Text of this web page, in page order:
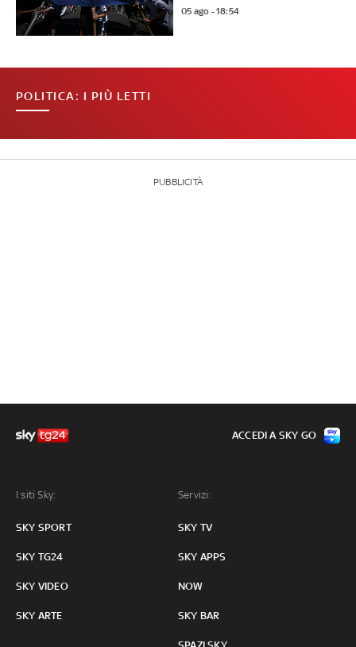
05 ago - 18:54
POLITICA: I PIÙ LETTI
PUBBLICITÀ
I siti Sky:
SKY SPORT
SKY TG24
SKY VIDEO
SKY ARTE
Servizi:
SKY TV
SKY APPS
NOW
SKY BAR
ACCEDI A SKY GO